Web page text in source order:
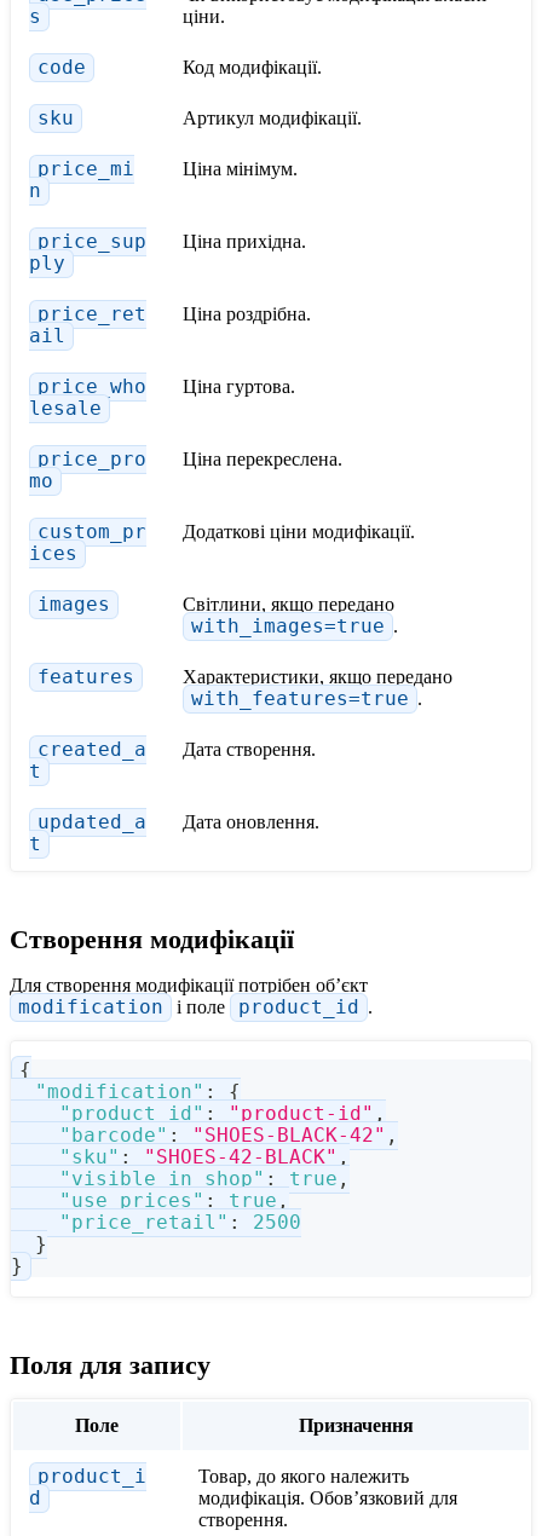
s
ціни.
code Код модифікації.
sku Артикул модифікації.
price_mi
n
Ціна мінімум.
price_sup
ply
Ціна прихідна.
price_ret
ail
Ціна роздрібна.
price_who
lesale
Ціна гуртова.
price_pro
mo
Ціна перекреслена.
custom_pr
ices
Додаткові ціни модифікації.
images Світлини, якщо передано
with_images=true .
features Характеристики, якщо передано
with_features=true .
created_a
t
Дата створення.
updated_a
t
Дата оновлення.
Створення модифікації
Для створення модифікації потрібен обʼєкт
modification і поле product_id .
{
"modification" :
{
"product_id" : "product-id" ,
"barcode" : "SHOES-BLACK-42" ,
"sku" : "SHOES-42-BLACK" ,
"visible_in_shop" : true ,
"use_prices" : true ,
"price_retail" :
2500
}
}
Поля для запису
Поле Призначення
product_i
d
Товар, до якого належить
модифікація. Обовʼязковий для
створення.